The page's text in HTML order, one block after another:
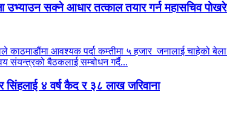
उभ्याउन सक्ने आधार तत्काल तयार गर्न महासचिव
आवश्यक पर्दा कम्तीमा ५ हजार जनालाई चाहेको
संयन्त्रको बैठकलाई सम्बोधन गर्दै...
४ वर्ष कैद र ३८ लाख जरिवाना